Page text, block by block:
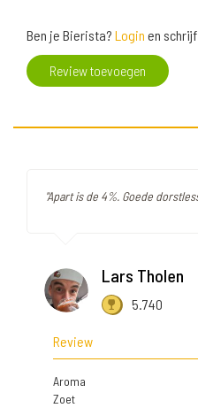
Ben je Bierista? Login en
Review toevoegen
"Apart is de 4%. Goede
Lars Tholen
5.740
Review
Aroma
Zoet